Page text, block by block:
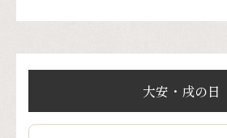
大安・戌の日